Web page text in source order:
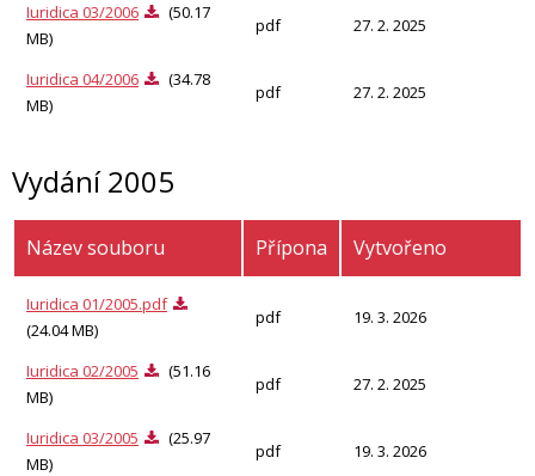
Iuridica 03/2006
(50.17
MB)
pdf 27. 2. 2025
Iuridica 04/2006
(34.78
MB)
pdf 27. 2. 2025
Vydání 2005
Název souboru Přípona Vytvořeno
Iuridica 01/2005.pdf
(24.04 MB)
pdf 19. 3. 2026
Iuridica 02/2005
(51.16
MB)
pdf 27. 2. 2025
Iuridica 03/2005
(25.97
MB)
pdf 19. 3. 2026